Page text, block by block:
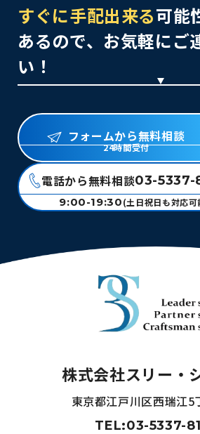
すぐに手配出来る可能
あるので、お気軽にご
い！
フォームから無料相談
24時間受付
電話から無料相談03-5337-
9:00-19:30(土日祝日も対応可
株式会社スリー・
東京都江戸川区西瑞江5
TEL:03-5337-